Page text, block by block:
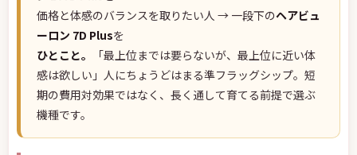
価格と体感のバランスを取りたい人 → 一段下のヘアビュ
ーロン 7D Plusを
ひとこと。
「最上位までは要らないが、最上位に近い体
感は欲しい」人にちょうどはまる準フラッグシップ。短
期の費用対効果ではなく、長く通して育てる前提で選ぶ
機種です。